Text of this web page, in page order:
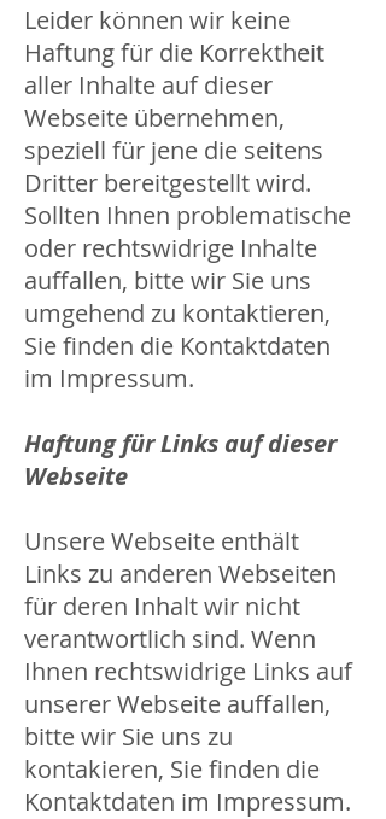
Leider können wir keine
Haftung für die Korrektheit
aller Inhalte auf dieser
Webseite übernehmen,
speziell für jene die seitens
Dritter bereitgestellt wird.
Sollten Ihnen problematische
oder rechtswidrige Inhalte
auffallen, bitte wir Sie uns
umgehend zu kontaktieren,
Sie finden die Kontaktdaten
im Impressum.
Haftung für Links auf dieser
Webseite
Unsere Webseite enthält
Links zu anderen Webseiten
für deren Inhalt wir nicht
verantwortlich sind. Wenn
Ihnen rechtswidrige Links auf
unserer Webseite auffallen,
bitte wir Sie uns zu
kontakieren, Sie finden die
Kontaktdaten im Impressum.